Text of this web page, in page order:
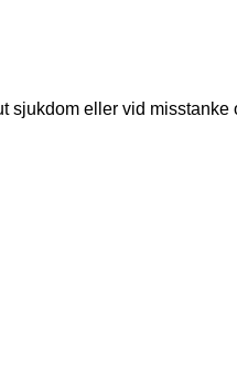
sjukdom eller vid misstanke